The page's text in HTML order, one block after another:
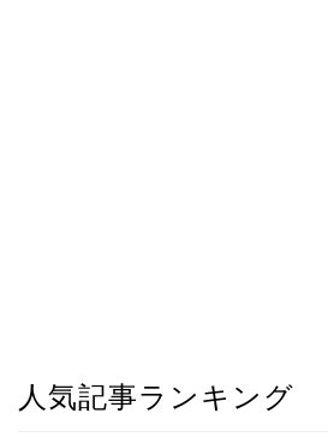
人気記事ランキング